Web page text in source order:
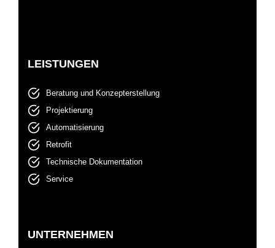
LEISTUNGEN
Beratung und Konzepterstellung
Projektierung
Automatisierung
Retrofit
Technische Dokumentation
Service
UNTERNEHMEN